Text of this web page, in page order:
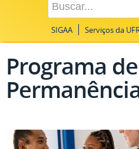
SIGAA Serviços da
Programa